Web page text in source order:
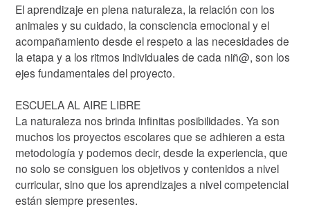
El aprendizaje en plena naturaleza, la relación con los
animales y su cuidado, la consciencia emocional y el
acompañamiento desde el respeto a las necesidades de
la etapa y a los ritmos individuales de cada niñ@, son los
ejes fundamentales del proyecto.
ESCUELA AL AIRE LIBRE
La naturaleza nos brinda infinitas posibilidades. Ya son
muchos los proyectos escolares que se adhieren a esta
metodología y podemos decir, desde la experiencia, que
no solo se consiguen los objetivos y contenidos a nivel
curricular, sino que los aprendizajes a nivel competencial
están siempre presentes.